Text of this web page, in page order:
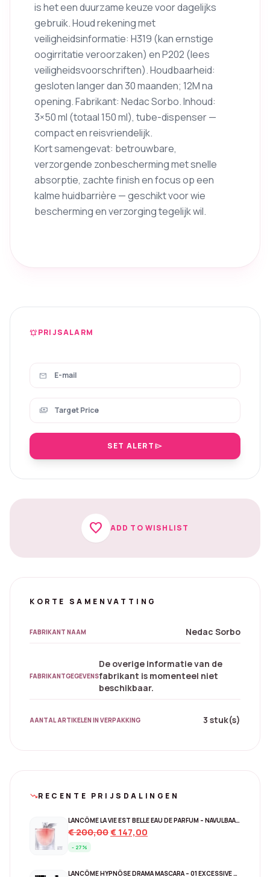
is het een duurzame keuze voor dagelijks
gebruik. Houd rekening met
veiligheidsinformatie: H319 (kan ernstige
oogirritatie veroorzaken) en P202 (lees
veiligheidsvoorschriften). Houdbaarheid:
gesloten langer dan 30 maanden; 12M na
opening. Fabrikant: Nedac Sorbo. Inhoud:
3×50 ml (totaal 150 ml), tube-dispenser —
compact en reisvriendelijk.
Kort samengevat: betrouwbare,
verzorgende zonbescherming met snelle
absorptie, zachte finish en focus op een
kalme huidbarrière — geschikt voor wie
bescherming en verzorging tegelijk wil.
notifications_activePRIJSALARM
mail
payments
SET ALERTsend
favorite ADD TO WISHLIST
KORTE SAMENVATTING
FABRIKANT NAAM Nedac Sorbo
FABRIKANTGEGEVENS
De overige informatie van de
fabrikant is momenteel niet
beschikbaar.
AANTAL ARTIKELEN IN VERPAKKING 3 stuk(s)
trending_downRECENTE PRIJSDALINGEN
LANCÔME LA VIE EST BELLE EAU DE PARFUM – NAVULBAAR 150 ML
€200,00Original
€ 200,00.
€ 147,00
- 27%
LANCÔME HYPNÔSE DRAMA MASCARA – 01 EXCESSIVE BLACK